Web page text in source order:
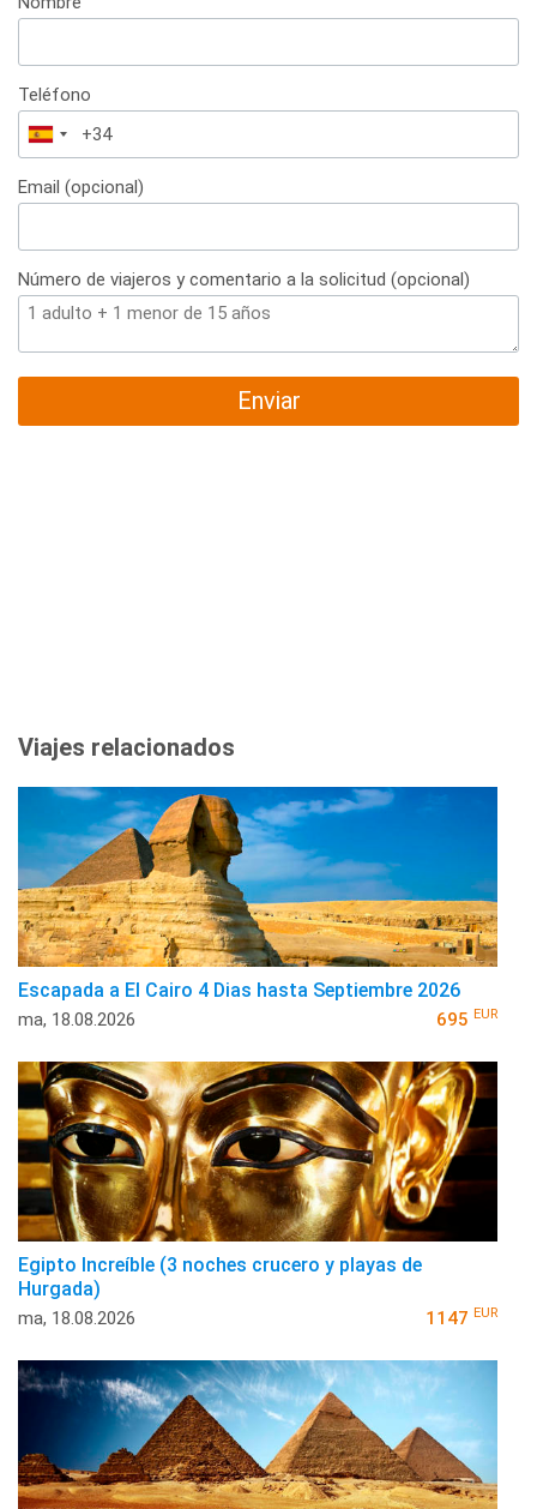
Teléfono
España
+34
Email (opcional)
Número de viajeros y comentario a la solicitud (opcional)
Enviar
Viajes relacionados
Escapada a El Cairo 4 Dias hasta Septiembre 2026
ma, 18.08.2026 695 EUR
Egipto Increíble (3 noches crucero y playas de
Hurgada)
ma, 18.08.2026 1147 EUR